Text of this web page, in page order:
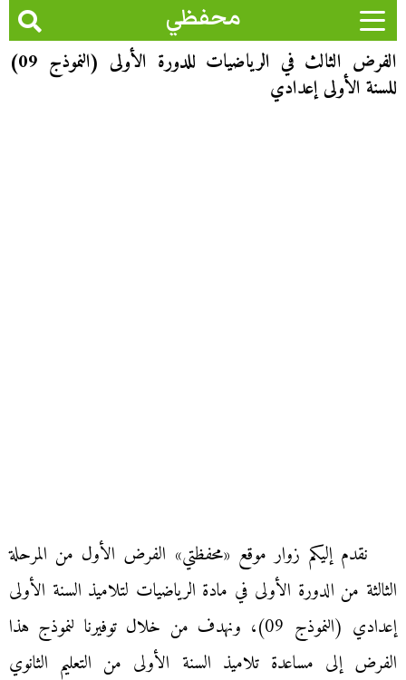
محفظي
الفرض الثالث في الرياضيات للدورة الأولى (النموذج 09)
للسنة الأولى إعدادي
نقدم إليكم زوار موقع «محفظتي» الفرض الأول من المرحلة
الثالثة من الدورة الأولى في مادة الرياضيات لتلاميذ السنة الأولى
إعدادي (النموذج 09)، ونهدف من خلال توفيرنا لنموذج هذا
الفرض إلى مساعدة تلاميذ السنة الأولى من التعليم الثانوي